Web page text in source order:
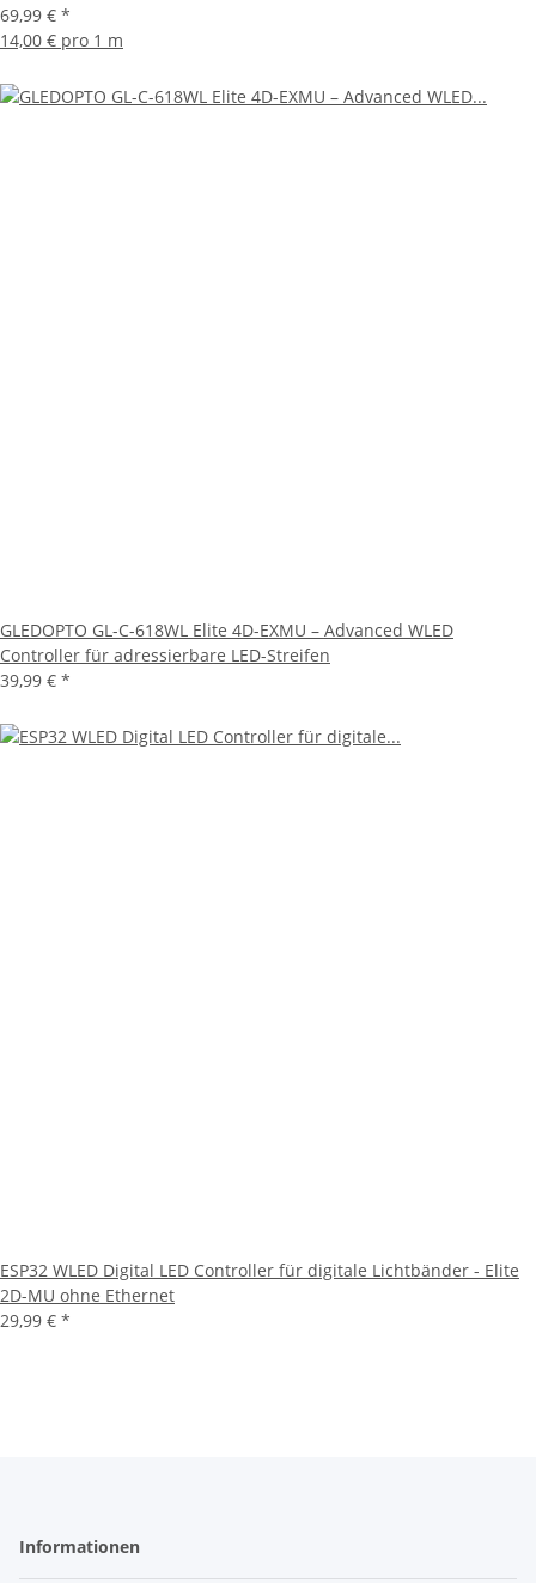
69,99 € *
14,00 € pro 1 m
GLEDOPTO GL-C-618WL Elite 4D-EXMU – Advanced WLED
Controller für adressierbare LED-Streifen
39,99 € *
ESP32 WLED Digital LED Controller für digitale Lichtbänder - Elite
2D-MU ohne Ethernet
29,99 € *
Informationen